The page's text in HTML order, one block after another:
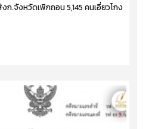
ก.จังหวัดเพิกถอน 5,145 คนเอี่ยวโกง